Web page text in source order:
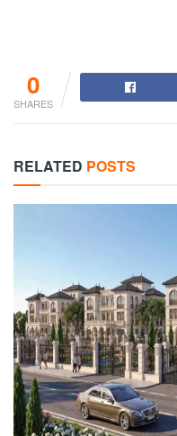
0
SHARES
RELATED POSTS